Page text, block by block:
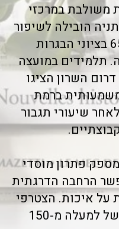
משולבת במרכזי
הובילה לשיפור
של 65% בציוני הבגרות
תלמידים במועצה
השרון הציגו
ברמת
שיעורי תגבור
Class-A מספק פתרון מוסדי
הרחבה הדרגתית
על איכות. הצטרפי
למרשת של למעלה מ-150